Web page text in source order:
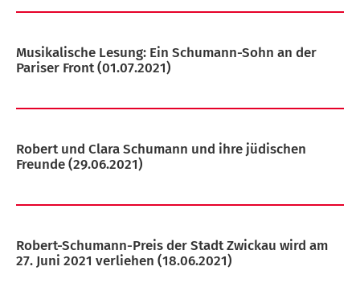
Musikalische Lesung: Ein Schumann-Sohn an der
Pariser Front(01.07.2021)
Robert und Clara Schumann und ihre jüdischen
Freunde(29.06.2021)
Robert-Schumann-Preis der Stadt Zwickau wird am
27. Juni 2021 verliehen (18.06.2021)